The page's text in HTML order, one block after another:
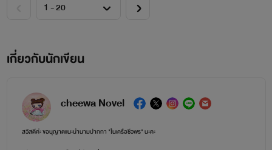
เกี่ยวกับนักเขียน
cheewa Novel
สวัสดีค่ะ ขอนุญาตแนะนำนามปากกา "ในเครือชีวพร" นะคะ